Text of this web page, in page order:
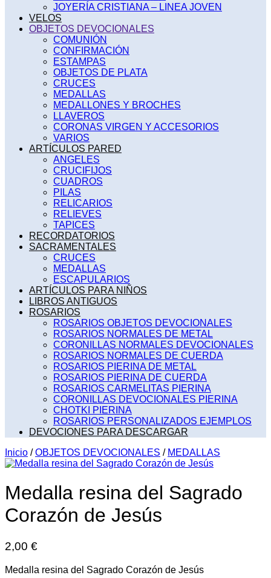
JOYERÍA CRISTIANA – LINEA JOVEN
VELOS
OBJETOS DEVOCIONALES
COMUNIÓN
CONFIRMACIÓN
ESTAMPAS
OBJETOS DE PLATA
CRUCES
MEDALLAS
MEDALLONES Y BROCHES
LLAVEROS
CORONAS VIRGEN Y ACCESORIOS
VARIOS
ARTÍCULOS PARED
ANGELES
CRUCIFIJOS
CUADROS
PILAS
RELICARIOS
RELIEVES
TAPICES
RECORDATORIOS
SACRAMENTALES
CRUCES
MEDALLAS
ESCAPULARIOS
ARTÍCULOS PARA NIÑOS
LIBROS ANTIGUOS
ROSARIOS
ROSARIOS OBJETOS DEVOCIONALES
ROSARIOS NORMALES DE METAL
CORONILLAS NORMALES DEVOCIONALES
ROSARIOS NORMALES DE CUERDA
ROSARIOS PIERINA DE METAL
ROSARIOS PIERINA DE CUERDA
ROSARIOS CARMELITAS PIERINA
CORONILLAS DEVOCIONALES PIERINA
CHOTKI PIERINA
ROSARIOS PERSONALIZADOS EJEMPLOS
DEVOCIONES PARA DESCARGAR
Inicio / OBJETOS DEVOCIONALES / MEDALLAS
Medalla resina del Sagrado
Corazón de Jesús
2,00 €
Medalla resina del Sagrado Corazón de Jesús